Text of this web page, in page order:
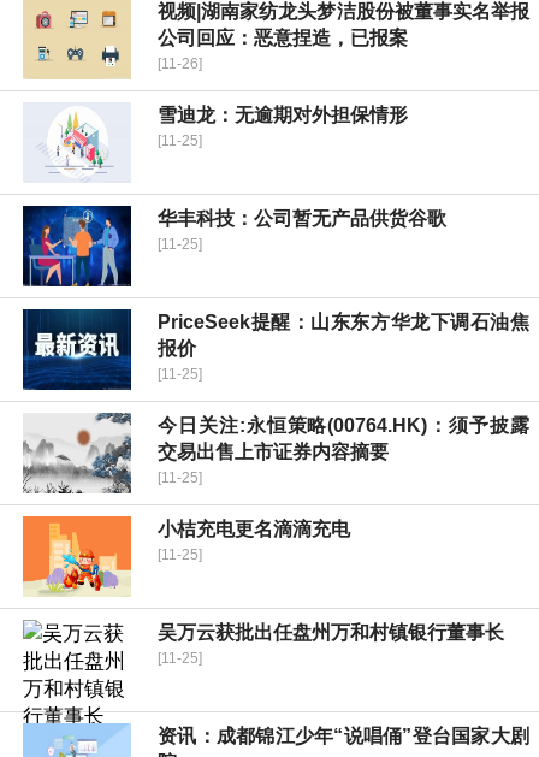
视频|湖南家纺龙头梦洁股份被董事实名举报
公司回应：恶意捏造，已报案
[11-26]
雪迪龙：无逾期对外担保情形
[11-25]
华丰科技：公司暂无产品供货谷歌
[11-25]
PriceSeek提醒：山东东方华龙下调石油焦
报价
[11-25]
今日关注:永恒策略(00764.HK)：须予披露
交易出售上市证券内容摘要
[11-25]
小桔充电更名滴滴充电
[11-25]
吴万云获批出任盘州万和村镇银行董事长
[11-25]
资讯：成都锦江少年“说唱俑”登台国家大剧